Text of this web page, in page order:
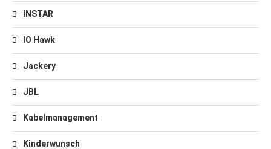
INSTAR
IO Hawk
Jackery
JBL
Kabelmanagement
Kinderwunsch